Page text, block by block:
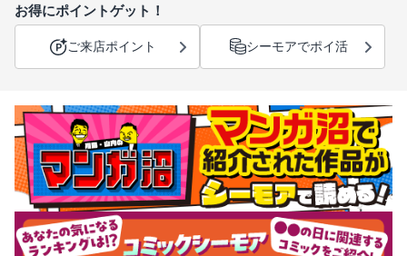
お得にポイントゲット！
ご来店ポイント シーモアでポイ活